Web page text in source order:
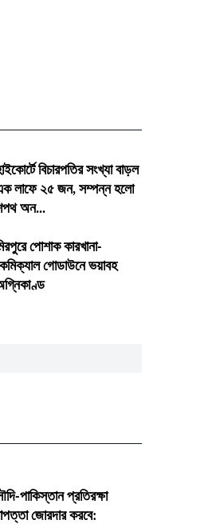
বিচারপতির সংখ্যা বাড়ল
লাফে ২৫ জন, সম্পন্ন হলো
অন...
পোশাক কারখানা-
গোডাউনে ভয়াবহ
পাকিস্তান প্রতিরক্ষা
জোরদার করবে: